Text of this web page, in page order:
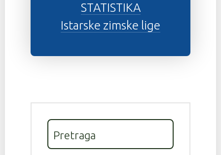
STATISTIKA
Istarske zimske lige
Pretraga